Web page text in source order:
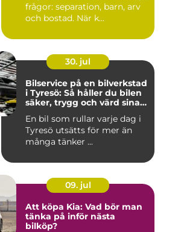
frågor: separation, barn, arv
och bostad. När k...
30. jul
Bilservice på en bilverkstad
i Tyresö: Så håller du bilen
säker, trygg och värd sina
En bil som rullar varje dag i
Tyresö utsätts för mer än
många tänker ...
09. jul
Att köpa Kia: Vad bör man
tänka på inför nästa
bilköp?